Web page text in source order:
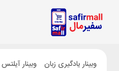
وبینار یادگیری زبان وبینار آیلتس